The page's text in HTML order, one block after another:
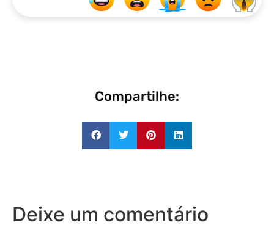
Compartilhe:
Deixe um comentário